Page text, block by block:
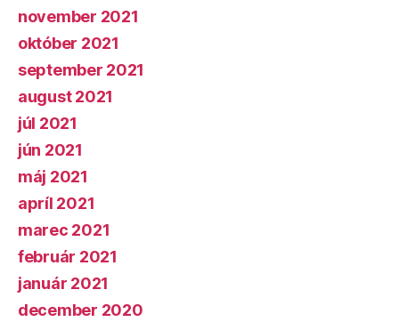
november 2021
október 2021
september 2021
august 2021
júl 2021
jún 2021
máj 2021
apríl 2021
marec 2021
február 2021
január 2021
december 2020